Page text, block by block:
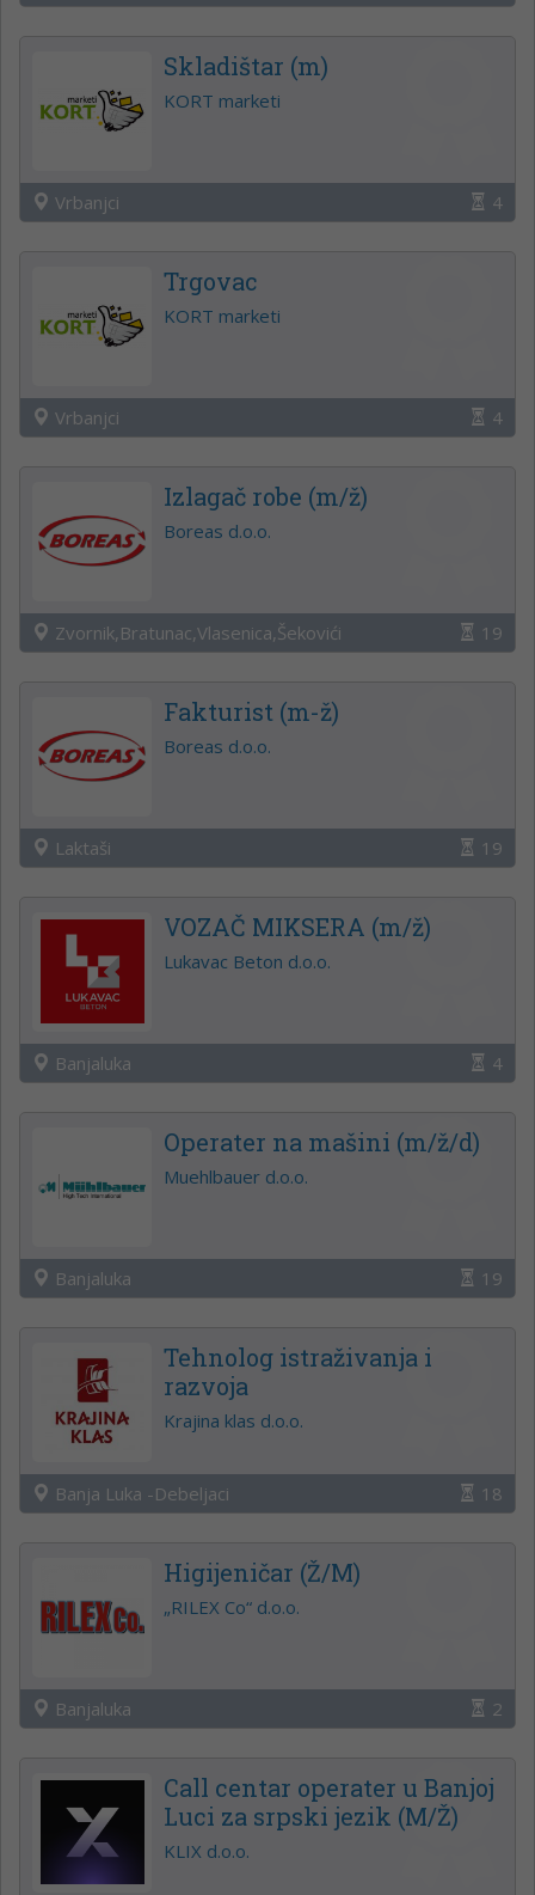
Skladištar (m)
KORT marketi
Vrbanjci 4
Trgovac
KORT marketi
Vrbanjci 4
Izlagač robe (m/ž)
Boreas d.o.o.
Zvornik,Bratunac,Vlasenica,Šekovići 19
Fakturist (m-ž)
Boreas d.o.o.
Laktaši 19
VOZAČ MIKSERA (m/ž)
Lukavac Beton d.o.o.
Banjaluka 4
Operater na mašini (m/ž/d)
Muehlbauer d.o.o.
Banjaluka 19
Tehnolog istraživanja i
razvoja
Krajina klas d.o.o.
Banja Luka -Debeljaci 18
Higijeničar (Ž/M)
„RILEX Co“ d.o.o.
Banjaluka 2
Call centar operater u Banjoj
Luci za srpski jezik (M/Ž)
KLIX d.o.o.